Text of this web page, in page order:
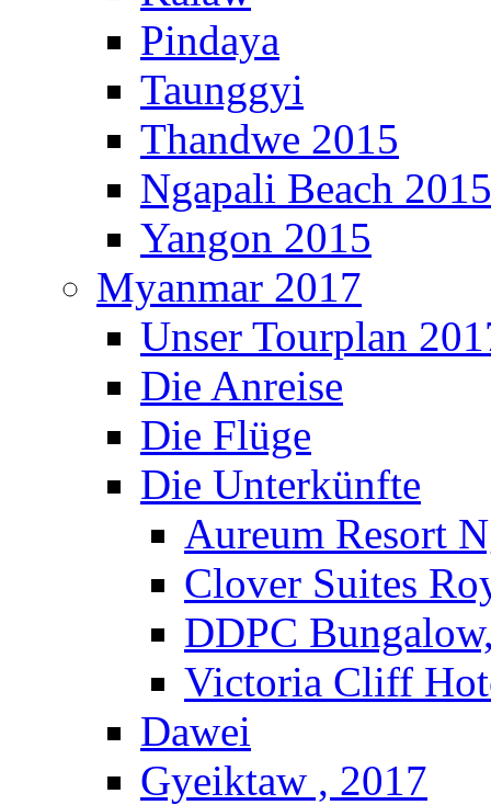
Pindaya
Taunggyi
Thandwe 2015
Ngapali Beach 2015
Yangon 2015
Myanmar 2017
Unser Tourplan
Die Anreise
Die Flüge
Die Unterkünfte
Aureum Resort
Clover Suites
DDPC
Victoria Cliff
Dawei
Gyeiktaw , 2017